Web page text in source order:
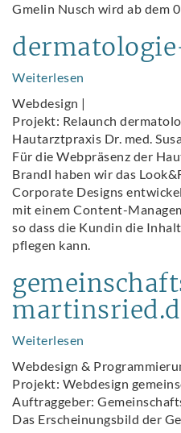
Gmelin Nusch wird ab dem
Weiterlesen
Webdesign |
Projekt: Relaunch
Hautarztpraxis Dr. med.
Für die Webpräsenz der
Brandl haben wir das
Corporate Designs
mit einem Content-
so dass die Kundin die
pflegen kann.
Weiterlesen
martinsried.de
Webdesign &
Projekt: Webdesign
Auftraggeber:
Das Erscheinungsbild der